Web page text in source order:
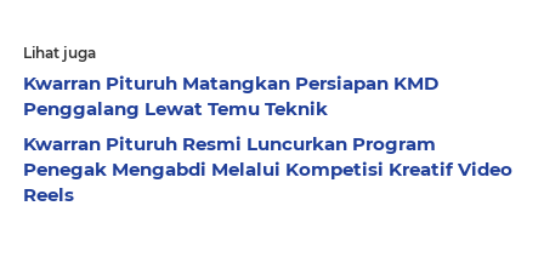
Lihat juga
Kwarran Pituruh Matangkan Persiapan KMD
Penggalang Lewat Temu Teknik
Kwarran Pituruh Resmi Luncurkan Program
Penegak Mengabdi Melalui Kompetisi Kreatif Video
Reels